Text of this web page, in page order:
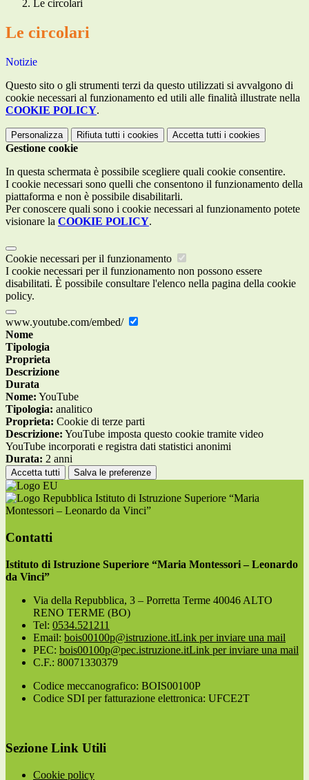
Le circolari
Le circolari
Notizie
Questo sito o gli strumenti terzi da questo utilizzati si avvalgono di
cookie necessari al funzionamento ed utili alle finalità illustrate nella
COOKIE POLICY.
Personalizza Rifiuta tutti i cookies Accetta tutti i cookies
Gestione cookie
In questa schermata è possibile scegliere quali cookie consentire.
I cookie necessari sono quelli che consentono il funzionamento della
piattaforma e non è possibile disabilitarli.
Per conoscere quali sono i cookie necessari al funzionamento potete
visionare la COOKIE POLICY.
Cookie necessari per il funzionamento
I cookie necessari per il funzionamento non possono essere
disabilitati. È possibile consultare l'elenco nella pagina della cookie
policy.
www.youtube.com/embed/
Nome
Tipologia
Proprieta
Descrizione
Durata
Nome: YouTube
Tipologia: analitico
Proprieta: Cookie di terze parti
Descrizione: YouTube imposta questo cookie tramite video
YouTube incorporati e registra dati statistici anonimi
Durata: 2 anni
Accetta tutti Salva le preferenze
Istituto di Istruzione Superiore “Maria
Montessori – Leonardo da Vinci”
Contatti
Istituto di Istruzione Superiore “Maria Montessori – Leonardo
da Vinci”
Via della Repubblica, 3 – Porretta Terme 40046 ALTO
RENO TERME (BO)
Tel: 0534.521211
Email: bois00100p@istruzione.itLink per inviare una mail
PEC: bois00100p@pec.istruzione.itLink per inviare una mail
C.F.: 80071330379
Codice meccanografico: BOIS00100P
Codice SDI per fatturazione elettronica: UFCE2T
Sezione Link Utili
Cookie policy